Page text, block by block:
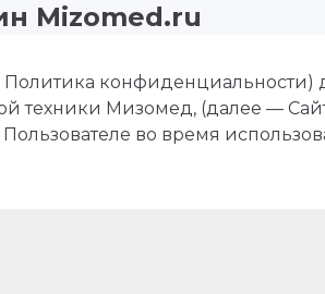
Mizomed.ru
конфиденциальности)
техники Мизомед, (далее —
во время